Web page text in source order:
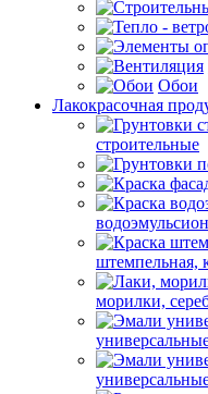
Обои
Лакокрасочная
строительные
штемпельная,
морилки,